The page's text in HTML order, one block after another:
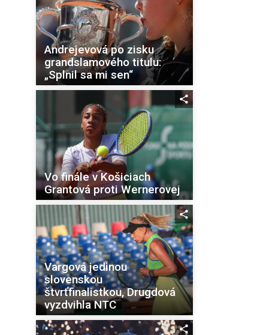
Andrejevová po zisku
grandslamového titulu:
„Splnil sa mi sen“
Vo finále v Košiciach
Grantová proti Wernerovej
Vargová jedinou
slovenskou
štvrťfinalistkou, Drugdová
vyzdvihla NTC